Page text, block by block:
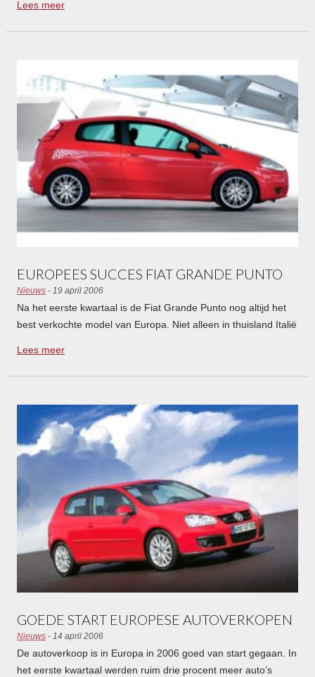
investeringsmaatschappij uit België.
Lees meer
EUROPEES SUCCES FIAT GRANDE PUNTO
Nieuws- 19 april 2006
Na het eerste kwartaal is de Fiat Grande Punto nog altijd het
best verkochte model van Europa. Niet alleen in thuisland Italië
Brittannië scoren de Italianen opvallend goed.
Lees meer
GOEDE START EUROPESE AUTOVERKOPEN
Nieuws- 14 april 2006
De autoverkoop is in Europa in 2006 goed van start gegaan. In
het eerste kwartaal werden ruim drie procent meer auto’s